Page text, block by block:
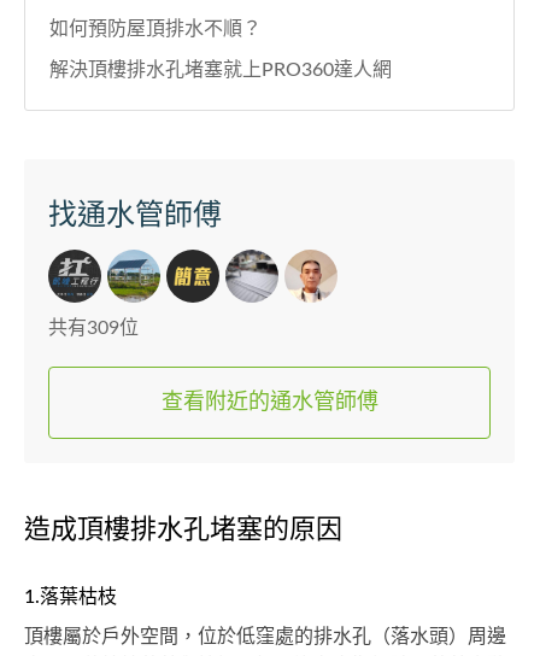
如何預防屋頂排水不順？
解決頂樓排水孔堵塞就上PRO360達人網
找通水管師傅
共有309位
查看附近的通水管師傅
造成頂樓排水孔堵塞的原因
1.落葉枯枝
頂樓屬於戶外空間，位於低窪處的排水孔（落水頭）周邊